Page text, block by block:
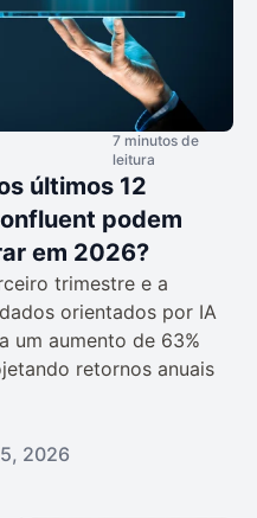
7 minutos de
leitura
últimos 12
podem
em 2026?
trimestre e a
orientados por IA
um aumento de 63%
retornos anuais
2026